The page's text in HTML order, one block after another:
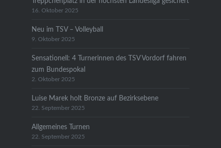
16. Oktober 2025
Neu im TSV – Volleyball
9. Oktober 2025
Sensationell: 4 Turnerinnen des TSV Vordorf fahren
zum Bundespokal
2. Oktober 2025
Luise Marek holt Bronze auf Bezirksebene
22. September 2025
Allgemeines Turnen
22. September 2025